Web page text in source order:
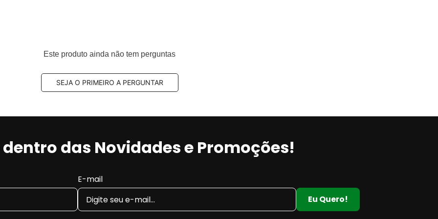
Este produto ainda não tem perguntas
SEJA O PRIMEIRO A PERGUNTAR
das Novidades e Promoções!
E-mail
Eu Quero!